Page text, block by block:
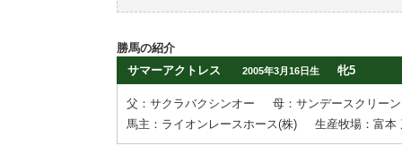
勝馬の紹介
サマーアクトレス
2005年3月16日生 牝5
父：サクラバクシンオー
母：サンデースクリーン
馬主：ライオンレースホース(株)
生産牧場：富本